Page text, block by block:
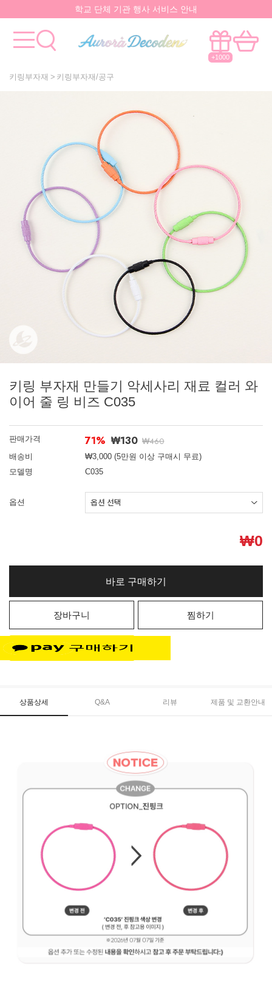
학교 단체 기관 행사 서비스 안내
모든걸 한곳에서!국내유일 원스톱 제작서비스
+1000
키링부자재 키링부자재/공구
키링 부자재 만들기 악세사리 재료 컬러 와
이어 줄 링 비즈 C035
판매가격 71% ₩130 ₩460
배송비
₩3,000 (5만원 이상 구매시 무료)
모델명
C035
옵션
₩0
바로 구매하기
장바구니 찜하기
상품상세 Q&A 리뷰 제품 및 교환안내